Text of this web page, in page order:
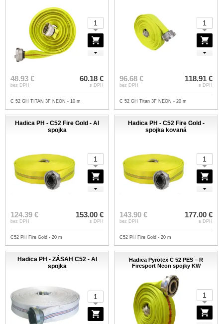
48.93 €
bez DPH
60.18 €
s DPH
C 52 GH TITAN 3F NEON - 10 m
96.68 €
bez DPH
118.91 €
s DPH
C 52 GH Titan 3F NEON - 20 m
Hadica PH - C52 Fire Gold - Al
spojka
124.39 €
bez DPH
153.00 €
s DPH
C52 PH Fire Gold - 20 m
Hadica PH - C52 Fire Gold -
spojka kovaná
143.90 €
bez DPH
177.00 €
s DPH
C52 PH Fire Gold - 20 m
Hadica PH - ZÁSAH C52 - Al
spojka
Hadica Pyrotex C 52 PES – R
Firesport Neon spojky KW